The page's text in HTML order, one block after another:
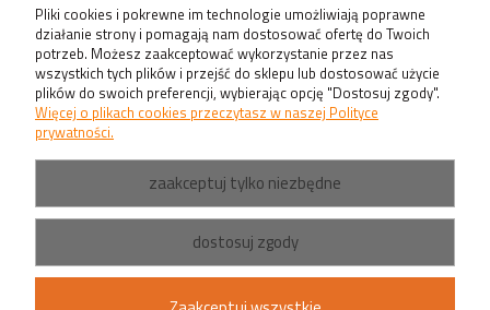
Produkty
Pliki cookies i pokrewne im technologie umożliwiają poprawne
działanie strony i pomagają nam dostosować ofertę do Twoich
potrzeb. Możesz zaakceptować wykorzystanie przez nas
wszystkich tych plików i przejść do sklepu lub dostosować użycie
plików do swoich preferencji, wybierając opcję "Dostosuj zgody".
Więcej o plikach cookies przeczytasz w naszej Polityce
prywatności.
zaakceptuj tylko niezbędne
dostosuj zgody